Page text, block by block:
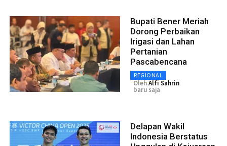
Bupati Bener Meriah
Dorong Perbaikan
Irigasi dan Lahan
Pertanian
Pascabencana
REGIONAL
OlehAlfi Sahrin
baru saja
Delapan Wakil
Indonesia Berstatus